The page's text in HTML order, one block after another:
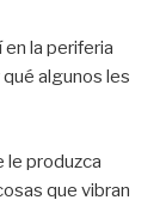
la periferia
algunos les
le produzca
que vibran